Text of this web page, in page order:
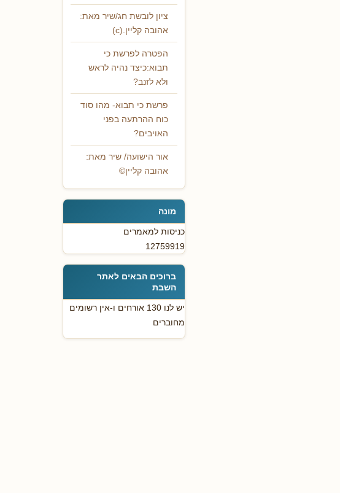
ציון לובשת חג/שיר מאת:
אהובה קליין.(c)
הפטרה לפרשת כי
תבוא:כיצד נהיה לראש
ולא לזנב?
פרשת כי תבוא- מהו סוד
כוח ההרתעה בפני
האויבים?
אור הישועה/ שיר מאת:
אהובה קליין©
מונה
כניסות למאמרים
12759919
ברוכים הבאים לאתר
השבת
יש לנו 130 אורחים ו-אין רשומים
מחוברים